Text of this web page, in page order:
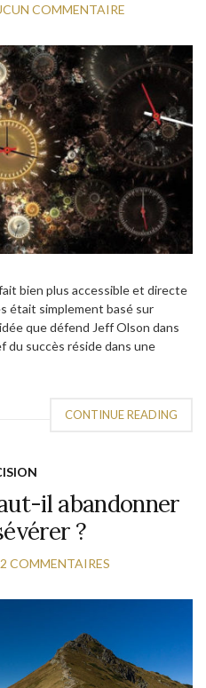
COMMENTAIRE
bien plus accessible et directe
était simplement basé sur
que défend Jeff Olson dans
du succès réside dans une
CONTINUE READING
il abandonner
?
2 COMMENTAIRES